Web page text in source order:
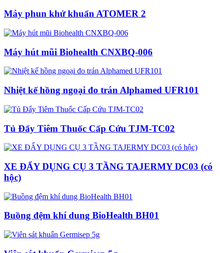
Máy phun khử khuẩn ATOMER 2
Máy hút mũi Biohealth CNXBQ-006
Nhiệt kế hồng ngoại đo trán Alphamed UFR101
Tủ Đẩy Tiêm Thuốc Cấp Cứu TJM-TC02
XE ĐẨY DỤNG CỤ 3 TẦNG TAJERMY DC03 (có
hộc)
Buồng đệm khí dung BioHealth BH01